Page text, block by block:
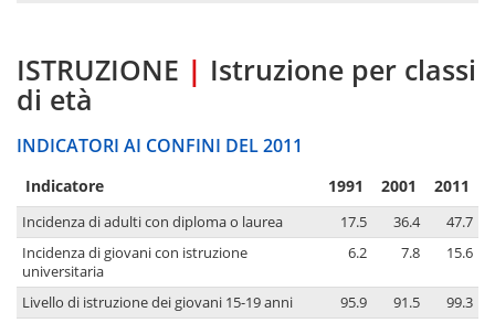
ISTRUZIONE | Istruzione per classi
di età
INDICATORI AI CONFINI DEL 2011
Indicatore 1991 2001 2011
Incidenza di adulti con diploma o laurea 17.5 36.4
47.7
Incidenza di giovani con istruzione
universitaria
6.2 7.8 15.6
Livello di istruzione dei giovani 15-19 anni 95.9 91.5
99.3